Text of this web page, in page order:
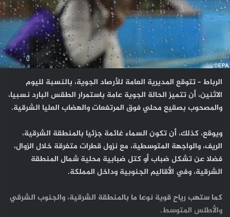
الرباط – تتوقع المديرية العامة للأرصاد الجوية، بالنسبة لليوم
الاثنين، أن تتميز الحالة الجوية عامة باستمرار الطقس البارد نسبيا،
والمصحوب بصقيع محلي فوق المرتفعات والهضاب العليا الشرقية.
ويوقع، كذلك، أن تكون السماء غائمة جزئيا بالمنطقة الشرقية،
الريف، والواجهة المتوسطية، مع نزول قطرات متفرقة خلال الزوال،
فضلا عن تشكل ضباب أو كتل ضبابية محلية شمال المنطقة
الشرقية، وفي الأقاليم الجنوبية وداخل المملكة.
كما ستهب رياح قوية نوعا ما بالمنطقة الشرقية، والجنوب الشرقي
والأطلس المتوسط.